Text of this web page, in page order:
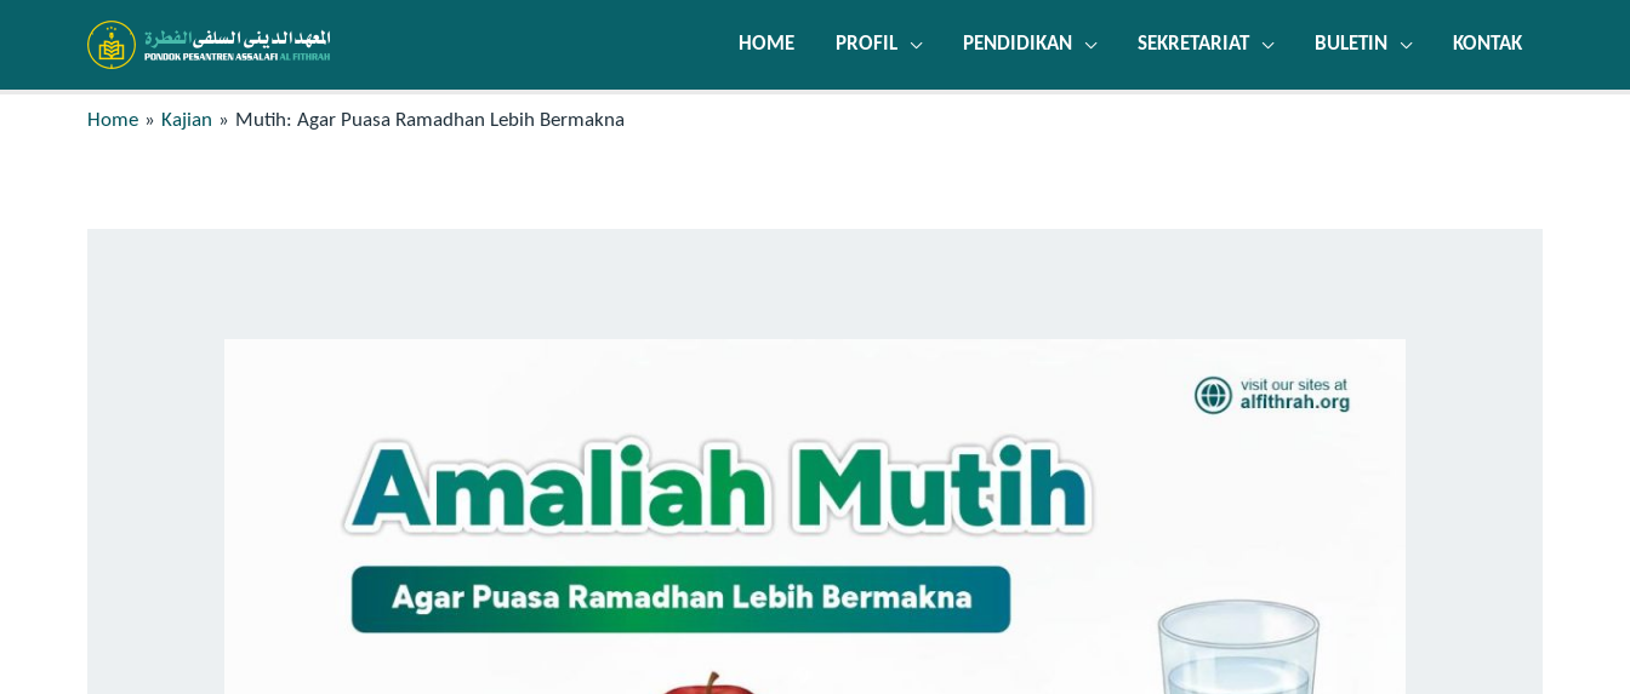
HOME PROFIL PENDIDIKAN SEKRETARIAT BULETIN KONTAK
Home Kajian Mutih: Agar Puasa Ramadhan Lebih Bermakna